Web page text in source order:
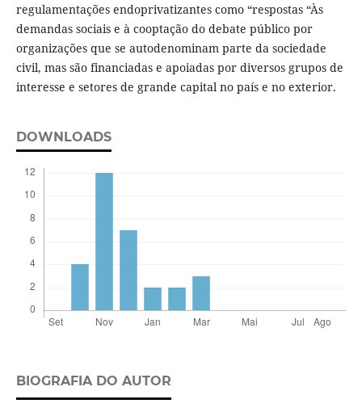
regulamentações endoprivatizantes como “respostas “Às
demandas sociais e à cooptação do debate público por
organizações que se autodenominam parte da sociedade
civil, mas são financiadas e apoiadas por diversos grupos de
interesse e setores de grande capital no país e no exterior.
DOWNLOADS
BIOGRAFIA DO AUTOR